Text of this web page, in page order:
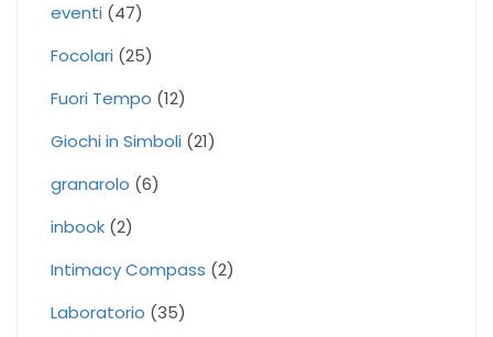
eventi (47)
Focolari (25)
Fuori Tempo (12)
Giochi in Simboli (21)
granarolo (6)
inbook (2)
Intimacy Compass (2)
Laboratorio (35)